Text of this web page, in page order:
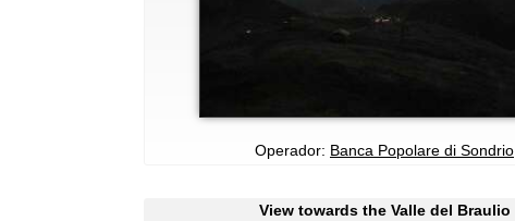
Operador: Banca Popolare di Sondrio
View towards the Valle del Braulio